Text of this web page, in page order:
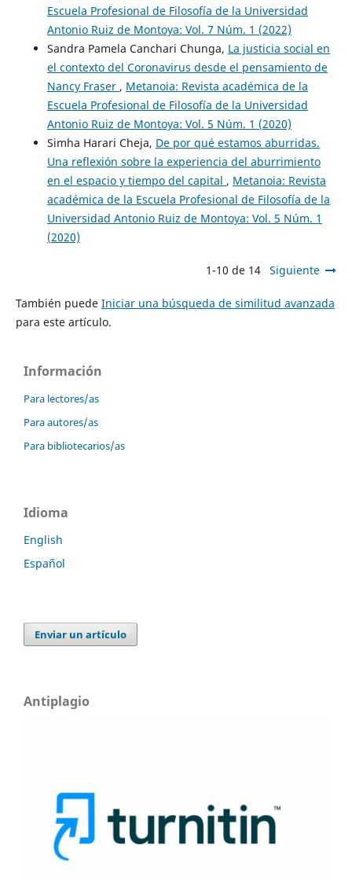
Escuela Profesional de Filosofía de la Universidad
Antonio Ruiz de Montoya: Vol. 7 Núm. 1 (2022)
Sandra Pamela Canchari Chunga, La justicia social en
el contexto del Coronavirus desde el pensamiento de
Nancy Fraser , Metanoia: Revista académica de la
Escuela Profesional de Filosofía de la Universidad
Antonio Ruiz de Montoya: Vol. 5 Núm. 1 (2020)
Simha Harari Cheja, De por qué estamos aburridas.
Una reflexión sobre la experiencia del aburrimiento
en el espacio y tiempo del capital , Metanoia: Revista
académica de la Escuela Profesional de Filosofía de la
Universidad Antonio Ruiz de Montoya: Vol. 5 Núm. 1
(2020)
1-10 de 14 Siguiente
También puede Iniciar una búsqueda de similitud avanzada
para este artículo.
Información
Para lectores/as
Para autores/as
Para bibliotecarios/as
Idioma
English
Español
Enviar un artículo
Antiplagio